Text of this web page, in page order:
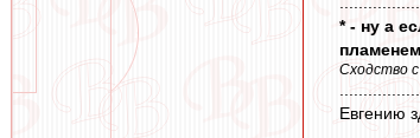
* - ну а
Сходство
Евгению